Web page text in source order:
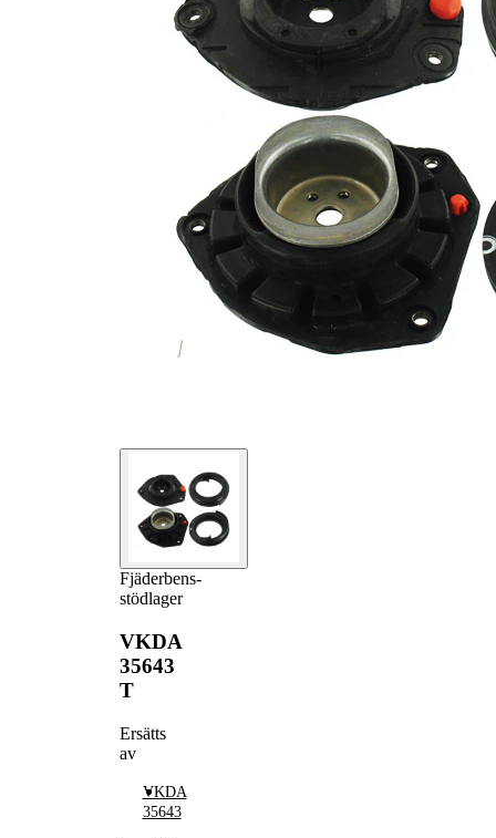
Fjäderbens-
stödlager
VKDA
35643
T
Ersätts
av
VKDA
35643